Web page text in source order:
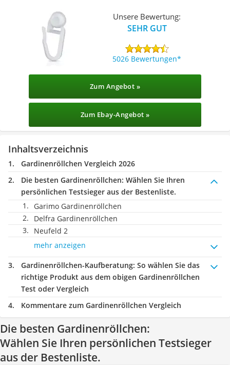
Unsere Bewertung:
SEHR GUT
5026 Bewertungen
Zum Angebot »
Zum Ebay-Angebot »
Inhaltsverzeichnis
Gardinenröllchen Vergleich 2026
Die besten Gardinenröllchen: Wählen Sie Ihren
persönlichen Testsieger aus der Bestenliste.
Garimo Gardinenröllchen
Delfra Gardinenröllchen
Neufeld 2
mehr anzeigen
Gardinenröllchen-Kaufberatung: So wählen Sie das
richtige Produkt aus dem obigen Gardinenröllchen
Test oder Vergleich
Kommentare zum Gardinenröllchen Vergleich
Die besten Gardinenröllchen:
Wählen Sie Ihren persönlichen Testsieger
aus der Bestenliste.